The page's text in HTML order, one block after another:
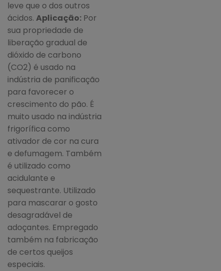
leve que o dos outros
ácidos. Aplicação: Por
sua propriedade de
liberação gradual de
dióxido de carbono
(CO2) é usado na
indústria de panificação
para favorecer o
crescimento do pão. É
muito usado na indústria
frigorífica como
ativador de cor na cura
e defumagem. Também
é utilizado como
acidulante e
sequestrante. Utilizado
para mascarar o gosto
desagradável de
adoçantes. Empregado
também na fabricação
de certos queijos
especiais.